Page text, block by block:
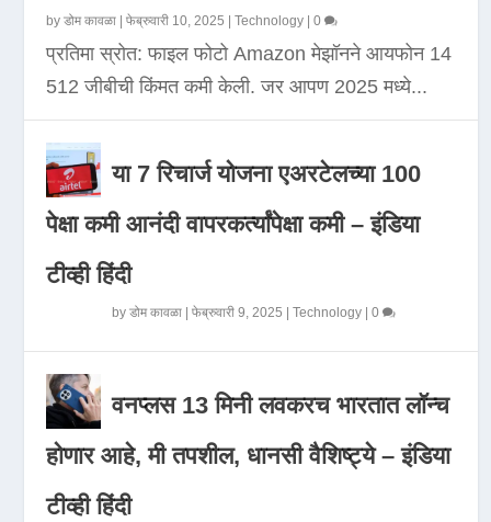
byडोम कावळा |फेब्रुवारी 10, 2025 |Technology |0
प्रतिमा स्रोत: फाइल फोटो Amazon मेझॉनने आयफोन 14
512 जीबीची किंमत कमी केली. जर आपण 2025 मध्ये...
या 7 रिचार्ज योजना एअरटेलच्या 100
पेक्षा कमी आनंदी वापरकर्त्यांपेक्षा कमी – इंडिया
टीव्ही हिंदी
byडोम कावळा |फेब्रुवारी 9, 2025 |Technology |0
वनप्लस 13 मिनी लवकरच भारतात लॉन्च
होणार आहे, मी तपशील, धानसी वैशिष्ट्ये – इंडिया
टीव्ही हिंदी